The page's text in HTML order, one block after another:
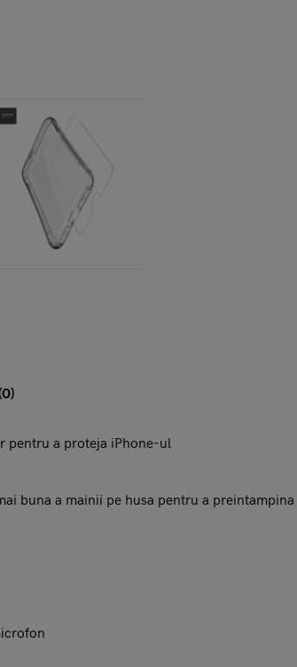
pentru a proteja iPhone-ul
buna a mainii pe husa pentru a preintampina